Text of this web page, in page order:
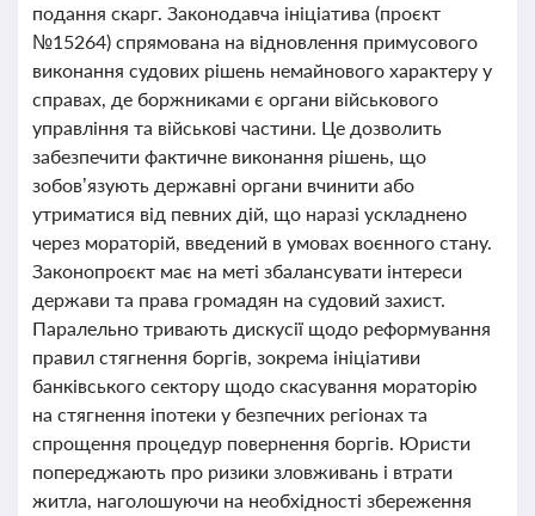
подання скарг. Законодавча ініціатива (проєкт
№15264) спрямована на відновлення примусового
виконання судових рішень немайнового характеру у
справах, де боржниками є органи військового
управління та військові частини. Це дозволить
забезпечити фактичне виконання рішень, що
зобов’язують державні органи вчинити або
утриматися від певних дій, що наразі ускладнено
через мораторій, введений в умовах воєнного стану.
Законопроєкт має на меті збалансувати інтереси
держави та права громадян на судовий захист.
Паралельно тривають дискусії щодо реформування
правил стягнення боргів, зокрема ініціативи
банківського сектору щодо скасування мораторію
на стягнення іпотеки у безпечних регіонах та
спрощення процедур повернення боргів. Юристи
попереджають про ризики зловживань і втрати
житла, наголошуючи на необхідності збереження